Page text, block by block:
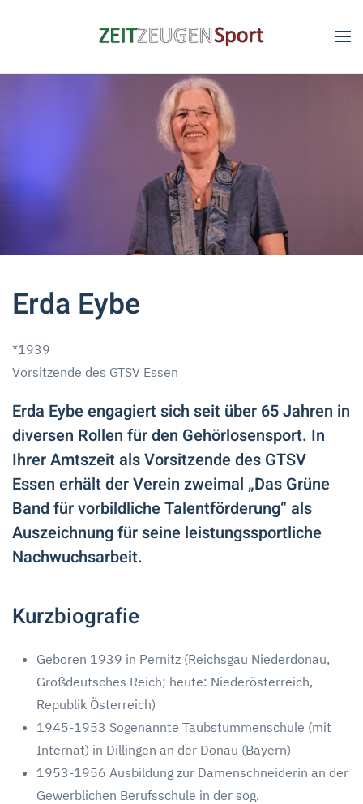
Skip to main content
Erda Eybe
*1939
Vorsitzende des GTSV Essen
Erda Eybe engagiert sich seit über 65 Jahren in
diversen Rollen für den Gehörlosensport. In
Ihrer Amtszeit als Vorsitzende des GTSV
Essen erhält der Verein zweimal „Das Grüne
Band für vorbildliche Talentförderung“ als
Auszeichnung für seine leistungssportliche
Nachwuchsarbeit.
Kurzbiografie
Geboren 1939 in Pernitz (Reichsgau Niederdonau,
Großdeutsches Reich; heute: Niederösterreich,
Republik Österreich)
1945-1953 Sogenannte Taubstummenschule (mit
Internat) in Dillingen an der Donau (Bayern)
1953-1956 Ausbildung zur Damenschneiderin an der
Gewerblichen Berufsschule in der sog.